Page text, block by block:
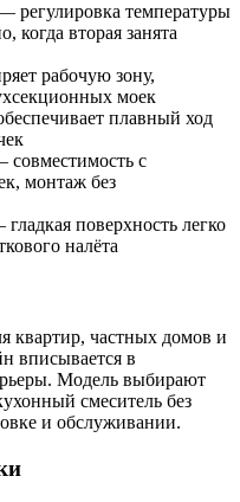
регулировка температуры
когда вторая занята
рабочую зону,
моек
плавный ход
с
монтаж без
поверхность легко
налёта
квартир, частных домов и
вписывается в
Модель выбирают
смеситель без
и обслуживании.